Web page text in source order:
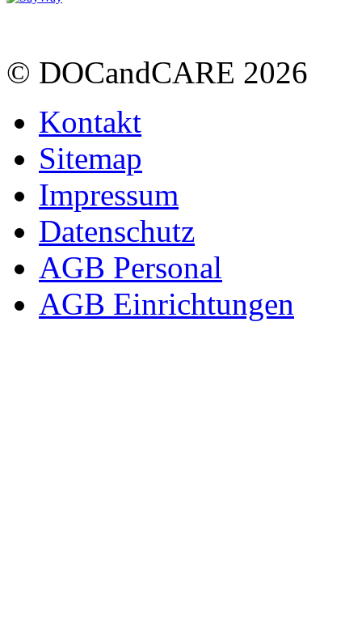
© DOCandCARE 2026
Kontakt
Sitemap
Impressum
Datenschutz
AGB Personal
AGB Einrichtungen